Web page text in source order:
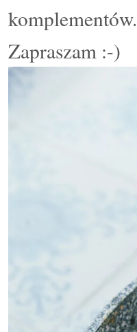
komplementów.
Zapraszam :-)